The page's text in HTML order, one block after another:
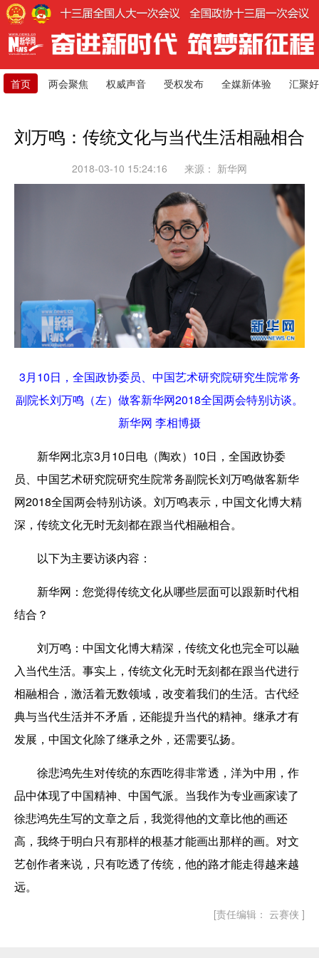
首页 两会聚焦 权威声音 受权发布 全媒新体验 汇聚
刘万鸣：传统文化与当代生活相融相合
2018-03-10 15:24:16 来源： 新华网
3月10日，全国政协委员、中国艺术研究院研究生院常务
副院长刘万鸣（左）做客新华网2018全国两会特别访谈。
新华网 李相博摄
新华网北京3月10日电（陶欢）10日，全国政协委
员、中国艺术研究院研究生院常务副院长刘万鸣做客新华
网2018全国两会特别访谈。刘万鸣表示，中国文化博大精
深，传统文化无时无刻都在跟当代相融相合。
以下为主要访谈内容 ：
新华网 ：您觉得传统文化从哪些层面可以跟新时代相
结合？
刘万鸣 ：中国文化博大精深，传统文化也完全可以融
入当代生活。事实上，传统文化无时无刻都在跟当代进行
相融相合，激活着无数领域，改变着我们的生活。古代经
典与当代生活并不矛盾，还能提升当代的精神。继承才有
发展，中国文化除了继承之外，还需要弘扬。
徐悲鸿先生对传统的东西吃得非常透，洋为中用，作
品中体现了中国精神、中国气派。当我作为专业画家读了
徐悲鸿先生写的文章之后，我觉得他的文章比他的画还
高，我终于明白只有那样的根基才能画出那样的画。对文
艺创作者来说，只有吃透了传统，他的路才能走得越来越
远。
[责任编辑： 云赛侠 ]